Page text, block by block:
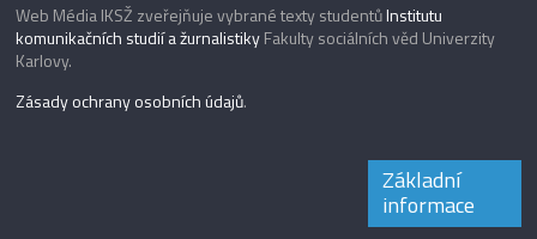
Web Média IKSŽ zveřejňuje vybrané texty studentůInstitutu
komunikačních studií a žurnalistikyFakulty sociálních věd Univerzity
Karlovy.
Zásady ochrany osobních údajů.
Základní
informace